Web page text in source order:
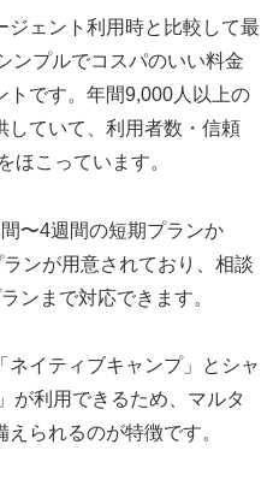
ジェント利用時と比較して最
ンプルでコスパのいい料金
トです。年間9,000人以上の
していて、利用者数・信頼
ほこっています。
〜4週間の短期プランか
ンが用意されており、相談
ンまで対応できます。
ネイティブキャンプ」とシャ
が利用できるため、マルタ
られるのが特徴です。